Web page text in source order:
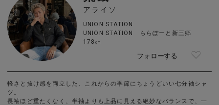
アライソ
UNION STATION
UNION STATION ららぽーと新三郷
178㎝
フォローする
軽さと抜け感を両立した、これからの季節にちょうどいい七分袖シャ
ツ。
長袖ほど重たくなく、半袖よりも上品に見える絶妙なバランスで、一